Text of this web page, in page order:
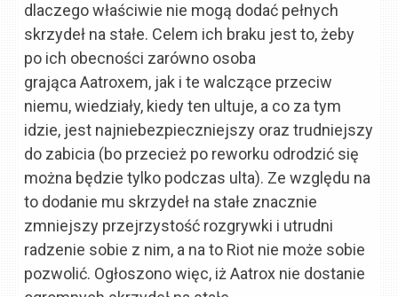
dlaczego właściwie nie mogą dodać pełnych
skrzydeł na stałe. Celem ich braku jest to, żeby
po ich obecności zarówno osoba
grająca Aatroxem, jak i te walczące przeciw
niemu, wiedziały, kiedy ten ultuje, a co za tym
idzie, jest najniebezpieczniejszy oraz trudniejszy
do zabicia (bo przecież po reworku odrodzić się
można będzie tylko podczas ulta). Ze względu na
to dodanie mu skrzydeł na stałe znacznie
zmniejszy przejrzystość rozgrywki i utrudni
radzenie sobie z nim, a na to Riot nie może sobie
pozwolić. Ogłoszono więc, iż Aatrox nie dostanie